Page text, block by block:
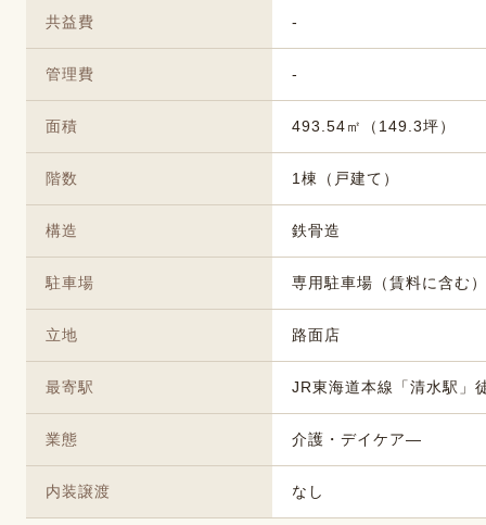
共益費 -
管理費 -
面積 493.54㎡（149.3坪）
階数 1棟（戸建て）
構造 鉄骨造
駐車場 専用駐車場（賃料に含む
立地 路面店
最寄駅 JR東海道本線「清水駅」
業態 介護・デイケア―
内装譲渡 なし